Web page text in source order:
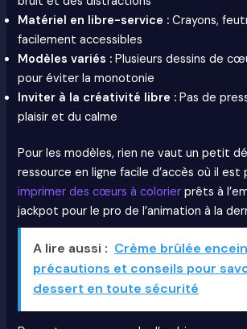
Matériel en libre-service : Crayons,
facilement accessibles
Modèles variés : Plusieurs dessins de
pour éviter la monotonie
Inviter à la créativité libre : Pas de
plaisir et du calme
Pour les modèles, rien ne vaut un petit
ressource en ligne facile d’accès où il est
imprimer des cœurs à colorier prêts à
jackpot pour le pro de l’animation à la
A lire aussi : Crème brûlée
précautions et conseils pour
dessert en toute sécurité